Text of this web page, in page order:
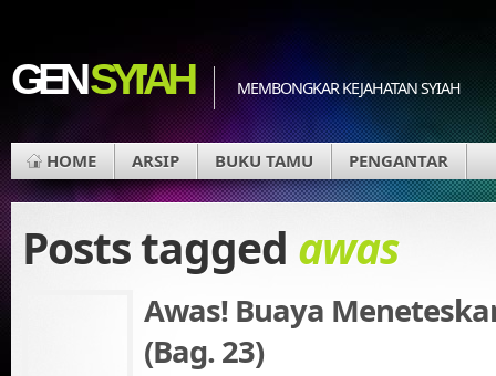
GENSYI'AH MEMBONGKAR KEJAHATAN SYIAH
HOME ARSIP BUKU TAMU PENGANTAR
Posts tagged awas
Awas! Buaya
(Bag. 23)